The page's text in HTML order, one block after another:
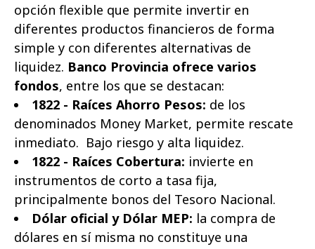
opción flexible que permite invertir en
diferentes productos financieros de forma
simple y con diferentes alternativas de
liquidez. Banco Provincia ofrece varios
fondos, entre los que se destacan:
1822 - Raíces Ahorro Pesos: de los
denominados Money Market, permite rescate
inmediato. Bajo riesgo y alta liquidez.
1822 - Raíces Cobertura: invierte en
instrumentos de corto a tasa fija,
principalmente bonos del Tesoro Nacional.
Dólar oficial y Dólar MEP: la compra de
dólares en sí misma no constituye una